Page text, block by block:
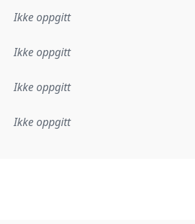
Ikke oppgitt
Ikke oppgitt
Ikke oppgitt
eller annen
Ikke oppgitt